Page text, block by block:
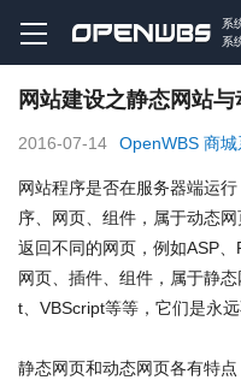
系
系
网站建设之静态网站与
2016-07-14 OpenWBS 商城
网站程序是否在服务器端运
序、网页、组件，属于动态
返回不同的网页，例如ASP、
网页、插件、组件，属于静
t、VBScript等等，它们是永远
静态网页和动态网页各有特